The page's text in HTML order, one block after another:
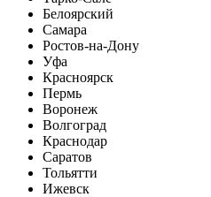
Белоярский
Самара
Ростов-на-Дону
Уфа
Красноярск
Пермь
Воронеж
Волгоград
Краснодар
Саратов
Тольятти
Ижевск